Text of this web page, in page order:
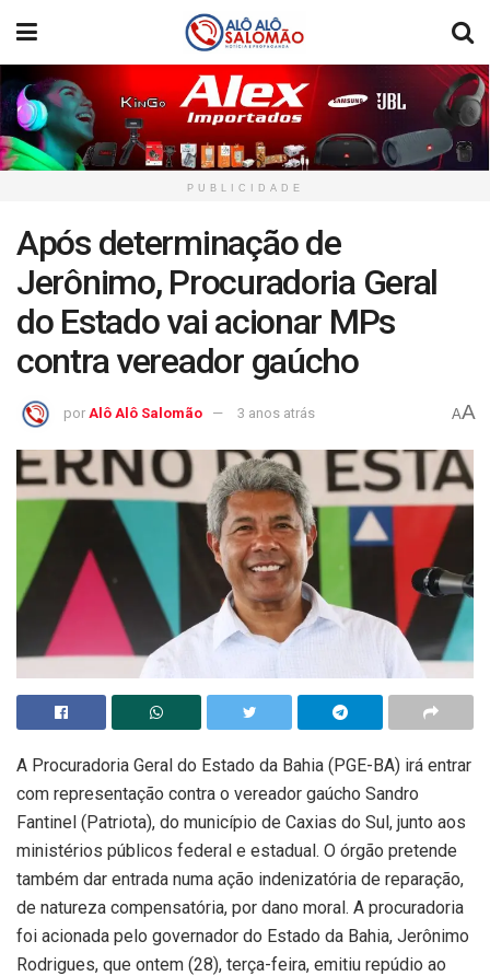
PUBLICIDADE
Após determinação de
Jerônimo, Procuradoria Geral
do Estado vai acionar MPs
contra vereador gaúcho
por Alô Alô Salomão 3 anos atrás AA
A Procuradoria Geral do Estado da Bahia (PGE-BA) irá entrar
com representação contra o vereador gaúcho Sandro
Fantinel (Patriota), do município de Caxias do Sul, junto aos
ministérios públicos federal e estadual. O órgão pretende
também dar entrada numa ação indenizatória de reparação,
de natureza compensatória, por dano moral. A procuradoria
foi acionada pelo governador do Estado da Bahia, Jerônimo
Rodrigues, que ontem (28), terça-feira, emitiu repúdio ao